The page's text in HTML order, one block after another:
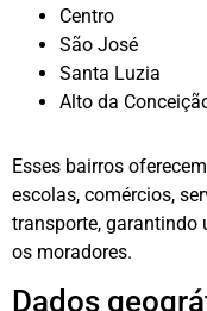
Centro
São José
Santa Luzia
Alto da
Esses bairros
escolas, comércios,
transporte, garantindo
os moradores.
Dados